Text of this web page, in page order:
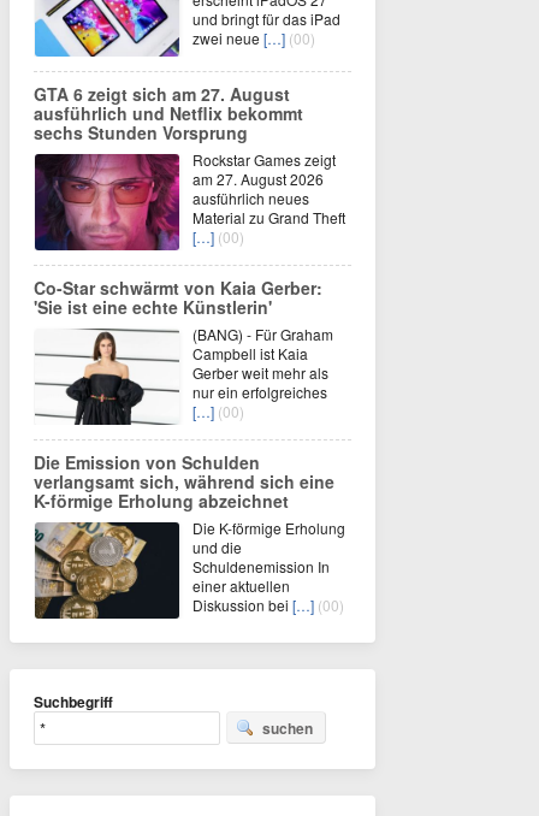
und bringt für das iPad
zwei neue […] (00)
GTA 6 zeigt sich am 27. August
ausführlich und Netflix bekommt
sechs Stunden Vorsprung
Rockstar Games zeigt
am 27. August 2026
ausführlich neues
Material zu Grand Theft
[…] (00)
Co-Star schwärmt von Kaia Gerber:
'Sie ist eine echte Künstlerin'
(BANG) - Für Graham
Campbell ist Kaia
Gerber weit mehr als
nur ein erfolgreiches
[…] (00)
Die Emission von Schulden
verlangsamt sich, während sich eine
K-förmige Erholung abzeichnet
Die K-förmige Erholung
und die
Schuldenemission In
einer aktuellen
Diskussion bei […] (00)
Suchbegriff
suchen